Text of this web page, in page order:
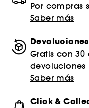
Por compras
Saber más
Devoluciones
Gratis con
devoluciones
Saber más
Click &